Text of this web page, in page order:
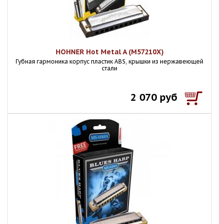
HOHNER Hot Metal A (M57210X)
Губная гармоника корпус пластик ABS, крышки из нержавеющей
стали
2 070 руб